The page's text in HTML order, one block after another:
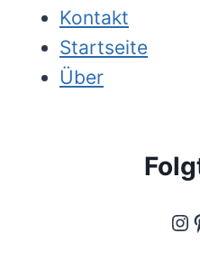
Kontakt
Startseite
Über